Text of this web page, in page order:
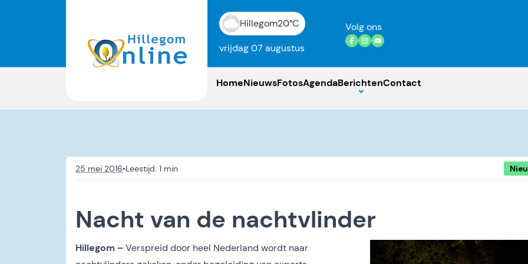
Hillegom20°C
vrijdag 07 augustus
Volg ons
HomeNieuwsFotosAgendaBerichtenContact
25 mei 2016•
Nacht van de nachtvlinder
Hillegom –Verspreid door heel Nederland wordt naar